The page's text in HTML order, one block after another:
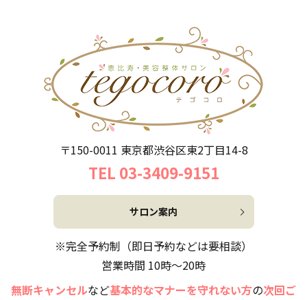
〒150-0011 東京都渋谷区東2丁目14-8
TEL 03-3409-9151
サロン案内
※完全予約制（即日予約などは要相談）
営業時間 10時～20時
無断キャンセルなど基本的なマナーを守れない方の次回ご